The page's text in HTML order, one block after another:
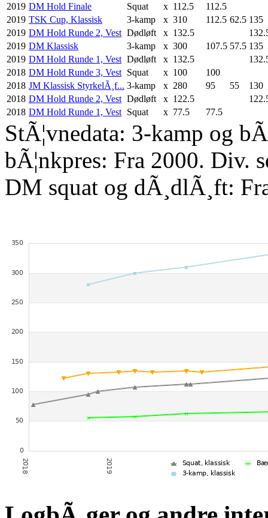
2019 DM Hold Finale Squat x 112.5
112.5
2019 TSK Cup, Klassisk 3-kamp x 310 112.5 62.5 135
2019 DM Hold Runde 2, Vest Dødløft x 132.5
2019 DM Klassisk 3-kamp x 300 107.5 57.5 135
2019 DM Hold Runde 1, Vest Dødløft x 132.5
2018 DM Hold Runde 3, Vest Squat x 100
100
2018 JM Klassisk StyrkelÃ¸f... 3-kamp x 280 95 55
130
2018 DM Hold Runde 2, Vest Dødløft x 122.5
2018 DM Hold Runde 1, Vest Squat x 77.5 77.5
StÃ¦vnedata: 3-kamp og
bÃ¦nkpres: Fra 2000. Div.
DM squat og dÃ¸dlÃ¸ft: